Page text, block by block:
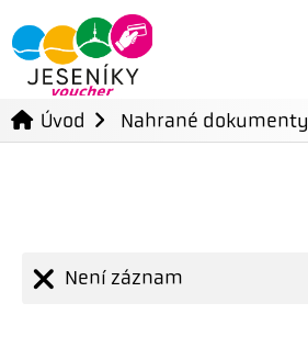
Úvod Nahrané dokumenty
Není záznam